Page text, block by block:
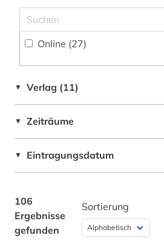
ebook (1)
elektronische zeitschrift (3)
ethnologie (1)
fachlexikon (1)
film (1)
Korea (1)
USA (3)
Online (27)
▼ Verlag (11)
▼ Zeiträume
▼ Eintragungsdatum
106
Ergebnisse
gefunden
Sortierung